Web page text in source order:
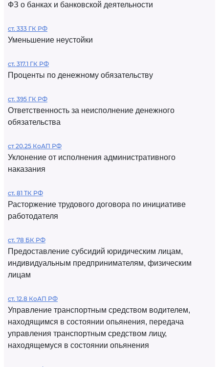
ФЗ о банках и банковской деятельности
ст. 333 ГК РФ
Уменьшение неустойки
ст. 317.1 ГК РФ
Проценты по денежному обязательству
ст. 395 ГК РФ
Ответственность за неисполнение денежного
обязательства
ст 20.25 КоАП РФ
Уклонение от исполнения административного
наказания
ст. 81 ТК РФ
Расторжение трудового договора по инициативе
работодателя
ст. 78 БК РФ
Предоставление субсидий юридическим лицам,
индивидуальным предпринимателям, физическим
лицам
ст. 12.8 КоАП РФ
Управление транспортным средством водителем,
находящимся в состоянии опьянения, передача
управления транспортным средством лицу,
находящемуся в состоянии опьянения